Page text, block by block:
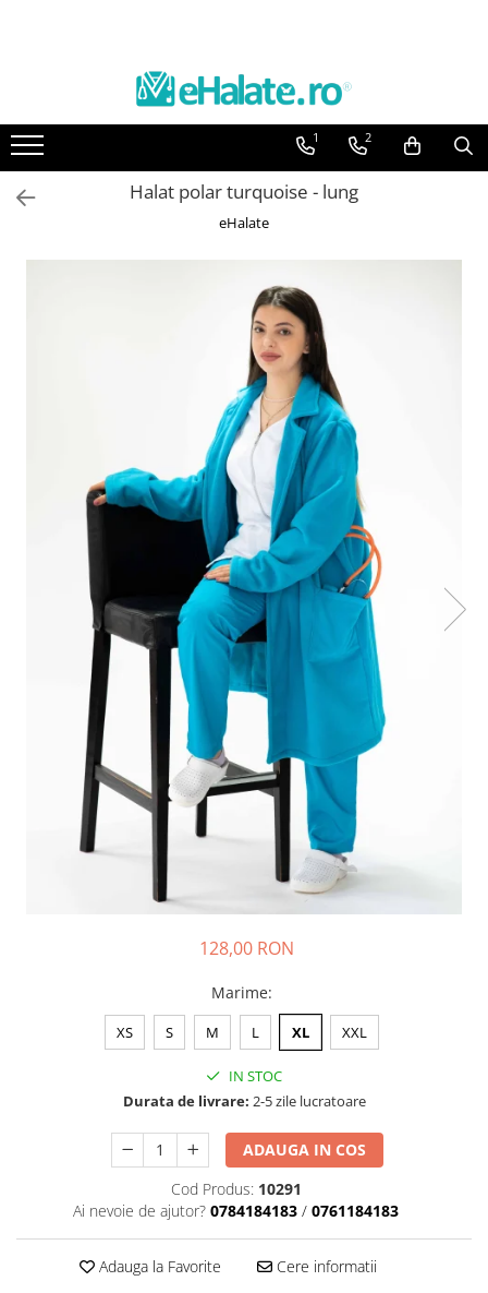
Toate Produsele
Bluze Unisex
Costume Unisex
Halate medicale femei
Halate medicale barbati
Halate medicale P2 cu fluturas
Halate medicale cu nasturi
Halate medicale cu fermoar
Halate medicale polar - unisex
Halate medicale albe
Fuste, Sarafane
Sarafane Mira
Fuste medicale
Sarafane medicale
Veste, Jachete
Halate medicale polar - unisex
Sorturi restaurante
Tricouri de lucru
Saboti medicali
ACCESORII
Noutati
1 2
Halat polar turquoise - lung
eHalate
128,00 RON
Marime:
XS S M L XL XXL
IN STOC
Durata de livrare: 2-5 zile lucratoare
ADAUGA IN COS
Cod Produs: 10291
Ai nevoie de ajutor? 0784184183 / 0761184183
Adauga la Favorite Cere informatii